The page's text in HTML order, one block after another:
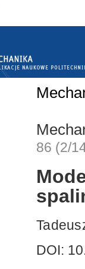
86 (2/
DOI: